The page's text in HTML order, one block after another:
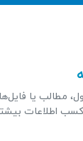
مطالب یا
اطلاعات